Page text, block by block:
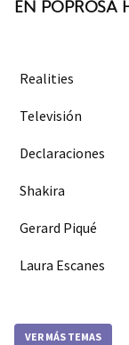
EN POPROSA
Realities
Televisión
Declaraciones
Shakira
Gerard Piqué
Laura Escanes
VER MÁS TEMAS